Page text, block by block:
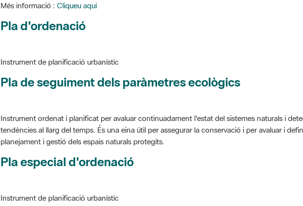
Més informació : Cliqueu aquí
Pla d'ordenació
Instrument de planificació urbanístic
Pla de seguiment dels paràmetres ecològics
Instrument ordenat i planificat per avaluar continuadament l'estat del sistemes naturals i
tendències al llarg del temps. És una eina útil per assegurar la conservació i per avaluar i
planejament i gestió dels espais naturals protegits.
Pla especial d'ordenació
Instrument de planificació urbanístic